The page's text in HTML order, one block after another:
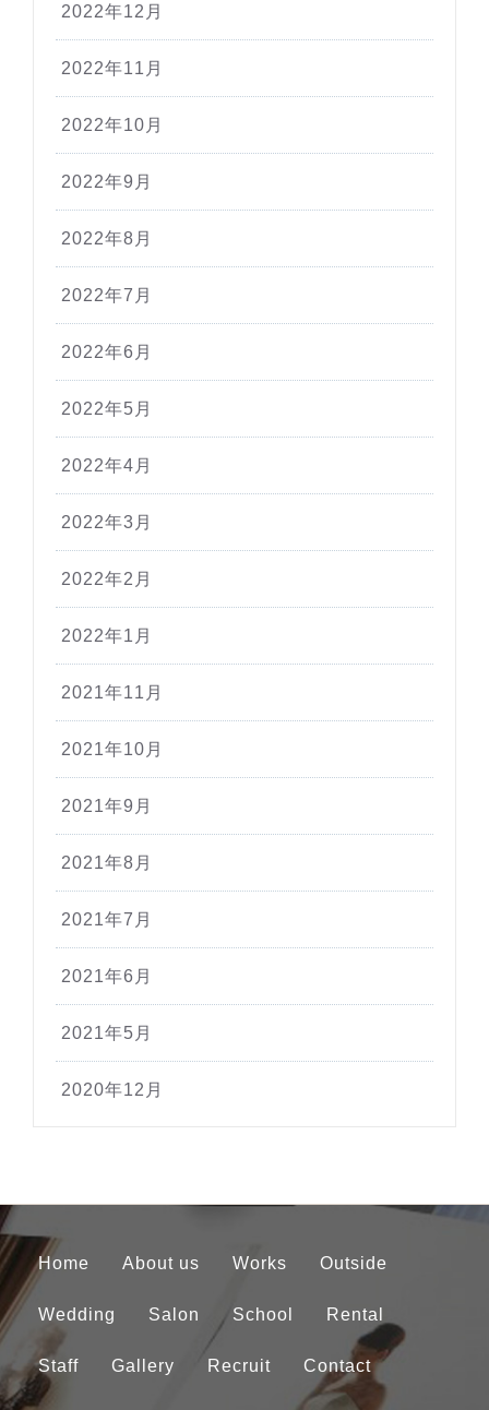
2022年12月
2022年11月
2022年10月
2022年9月
2022年8月
2022年7月
2022年6月
2022年5月
2022年4月
2022年3月
2022年2月
2022年1月
2021年11月
2021年10月
2021年9月
2021年8月
2021年7月
2021年6月
2021年5月
2020年12月
Home About us Works Outside
Wedding Salon School Rental
Staff Gallery Recruit Contact